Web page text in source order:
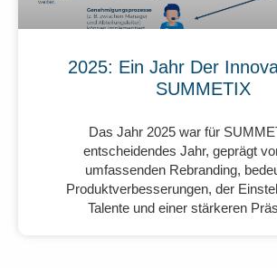
2025: Ein Jahr Der
SUMMETIX
Das Jahr 2025 war für
entscheidendes Jahr, geprägt
umfassenden Rebranding,
Produktverbesserungen, der
Talente und einer stärkeren